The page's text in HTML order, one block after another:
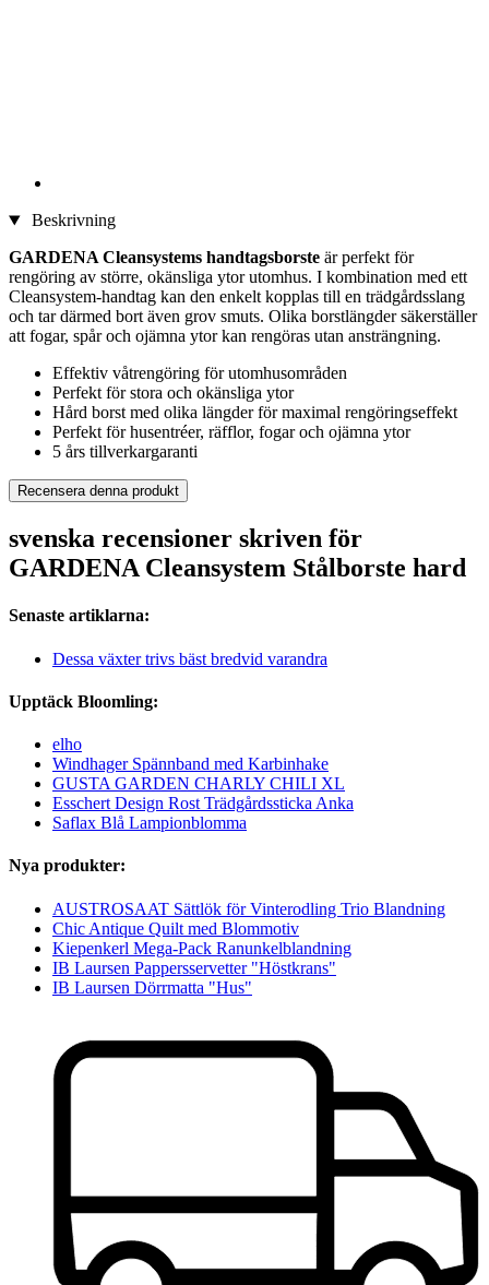
Beskrivning
GARDENA Cleansystems handtagsborste är perfekt för
rengöring av större, okänsliga ytor utomhus. I kombination med ett
Cleansystem-handtag kan den enkelt kopplas till en trädgårdsslang
och tar därmed bort även grov smuts. Olika borstlängder säkerställer
att fogar, spår och ojämna ytor kan rengöras utan ansträngning.
Effektiv våtrengöring för utomhusområden
Perfekt för stora och okänsliga ytor
Hård borst med olika längder för maximal rengöringseffekt
Perfekt för husentréer, räfflor, fogar och ojämna ytor
5 års tillverkargaranti
Recensera denna produkt
svenska recensioner skriven för
GARDENA Cleansystem Stålborste hard
Senaste artiklarna:
Dessa växter trivs bäst bredvid varandra
Upptäck Bloomling:
elho
Windhager Spännband med Karbinhake
GUSTA GARDEN CHARLY CHILI XL
Esschert Design Rost Trädgårdssticka Anka
Saflax Blå Lampionblomma
Nya produkter:
AUSTROSAAT Sättlök för Vinterodling Trio Blandning
Chic Antique Quilt med Blommotiv
Kiepenkerl Mega-Pack Ranunkelblandning
IB Laursen Pappersservetter "Höstkrans"
IB Laursen Dörrmatta "Hus"